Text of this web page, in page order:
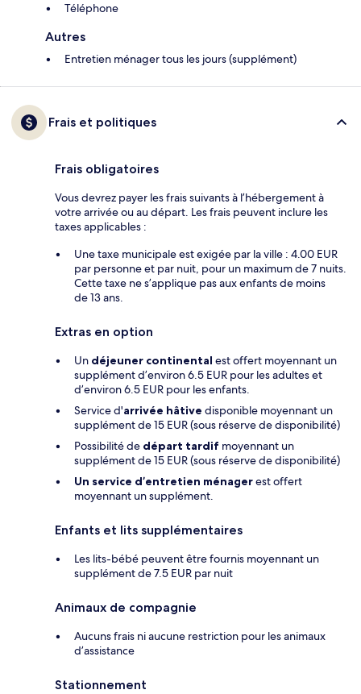
Téléphone
Autres
Entretien ménager tous les jours (supplément)
Frais et politiques
Frais obligatoires
Vous devrez payer les frais suivants à l’hébergement à
votre arrivée ou au départ. Les frais peuvent inclure les
taxes applicables :
Une taxe municipale est exigée par la ville : 4.00 EUR
par personne et par nuit, pour un maximum de 7 nuits.
Cette taxe ne s’applique pas aux enfants de moins
de 13 ans.
Extras en option
Un déjeuner continental est offert moyennant un
supplément d’environ 6.5 EUR pour les adultes et
d’environ 6.5 EUR pour les enfants.
Service d'arrivée hâtive disponible moyennant un
supplément de 15 EUR (sous réserve de disponibilité)
Possibilité de départ tardif moyennant un
supplément de 15 EUR (sous réserve de disponibilité)
Un service d’entretien ménagerest offert
moyennant un supplément.
Enfants et lits supplémentaires
Les lits-bébé peuvent être fournis moyennant un
supplément de 7.5 EUR par nuit
Animaux de compagnie
Aucuns frais ni aucune restriction pour les animaux
d’assistance
Stationnement